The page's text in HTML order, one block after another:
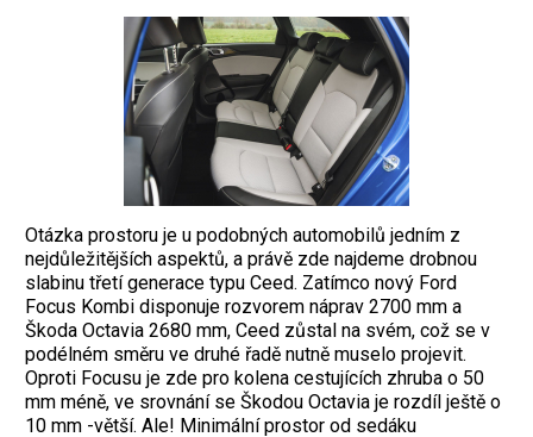
Otázka prostoru je u podobných automobilů jedním z
nejdůležitějších aspektů, a právě zde najdeme drobnou
slabinu třetí generace typu Ceed. Zatímco nový Ford
Focus Kombi disponuje rozvorem náprav 2700 mm a
Škoda Octavia 2680 mm, Ceed zůstal na svém, což se v
podélném směru ve druhé řadě nutně muselo projevit.
Oproti Focusu je zde pro kolena cestujících zhruba o 50
mm méně, ve srovnání se Škodou Octavia je rozdíl ještě o
10 mm -větší. Ale! Minimální prostor od sedáku